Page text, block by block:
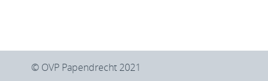
© OVP Papendrecht 2021